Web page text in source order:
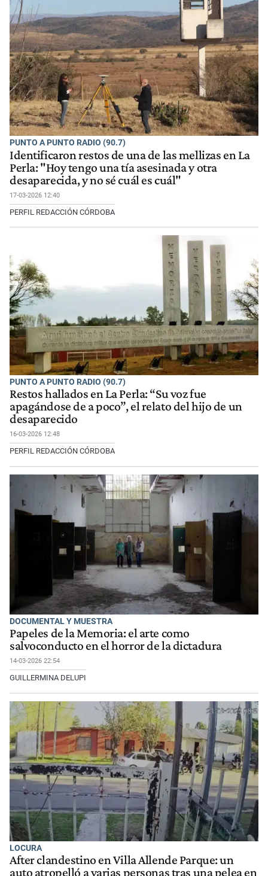
PUNTO A PUNTO RADIO (90.7)
Identificaron restos de una de las mellizas en La
Perla: "Hoy tengo una tía asesinada y otra
desaparecida, y no sé cuál es cuál"
17-03-2026 12:40
PERFIL REDACCIÓN CÓRDOBA
PUNTO A PUNTO RADIO (90.7)
Restos hallados en La Perla: “Su voz fue
apagándose de a poco”, el relato del hijo de un
desaparecido
16-03-2026 12:48
PERFIL REDACCIÓN CÓRDOBA
DOCUMENTAL Y MUESTRA
Papeles de la Memoria: el arte como
salvoconducto en el horror de la dictadura
14-03-2026 22:54
GUILLERMINA DELUPI
LOCURA
After clandestino en Villa Allende Parque: un
auto atropelló a varias personas tras una pelea en